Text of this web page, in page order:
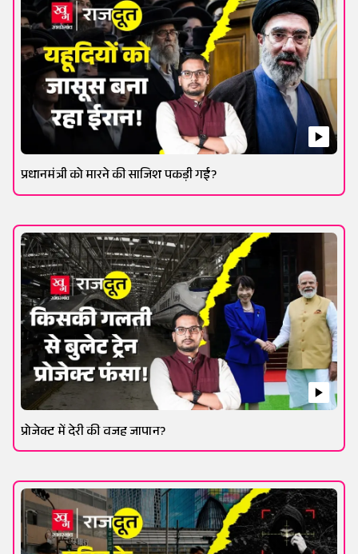
प्रधानमंत्री को मारने की साजिश पकड़ी गई?
प्रोजेक्ट में देरी की वजह जापान?